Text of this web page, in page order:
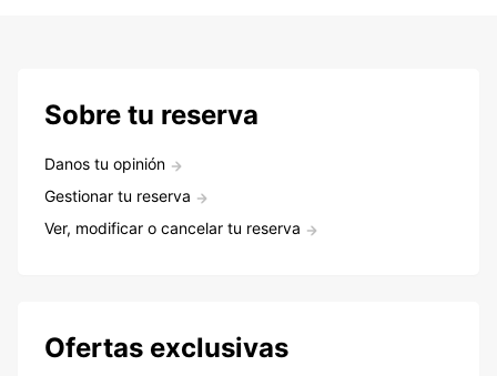
Sobre tu reserva
Danos tu opinión
Gestionar tu reserva
Ver, modificar o cancelar tu reserva
Ofertas exclusivas